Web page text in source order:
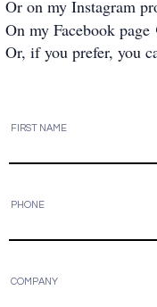
Or on my Instagram
On my Facebook page
Or, if you prefer, you
FIRST NAME
PHONE
COMPANY